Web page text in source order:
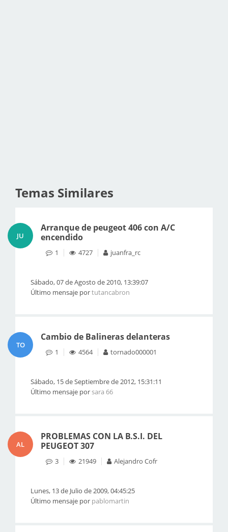
Temas Similares
JU
Arranque de peugeot 406 con A/C
encendido
1 4727 juanfra_rc
Sábado, 07 de Agosto de 2010, 13:39:07
Último mensaje portutancabron
TO
Cambio de Balineras delanteras
1 4564 tornado000001
Sábado, 15 de Septiembre de 2012, 15:31:11
Último mensaje porsara 66
AL
PROBLEMAS CON LA B.S.I. DEL
PEUGEOT 307
3 21949 Alejandro Cofr
Lunes, 13 de Julio de 2009, 04:45:25
Último mensaje por pablomartin